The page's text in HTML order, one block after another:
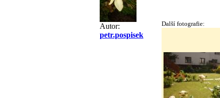
Autor:
petr.pospisek
Další fotografie: